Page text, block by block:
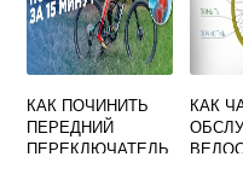
КАК ПОЧИНИТЬ
ПЕРЕДНИЙ
ПЕРЕКЛЮЧАТЕЛЬ
КАК